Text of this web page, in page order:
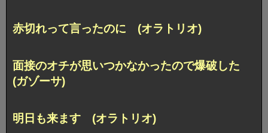
赤切れって言ったのに (オラトリオ)
面接のオチが思いつかなかったので爆破した
(ガゾーサ)
明日も来ます (オラトリオ)